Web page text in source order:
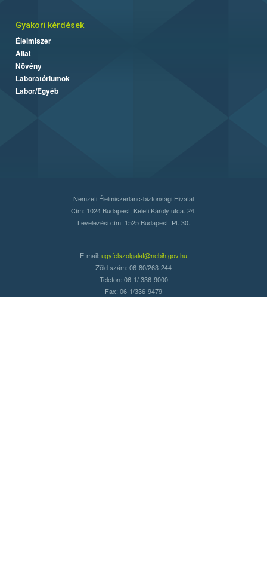
Gyakori kérdések
Élelmiszer
Állat
Növény
Laboratóriumok
Labor/Egyéb
Nemzeti Élelmiszerlánc-biztonsági Hivatal
Cím: 1024 Budapest, Keleti Károly utca. 24.
Levelezési cím: 1525 Budapest. Pf. 30.
E-mail: ugyfelszolgalat@nebih.gov.hu
Zöld szám: 06-80/263-244
Telefon: 06-1/ 336-9000
Fax: 06-1/336-9479